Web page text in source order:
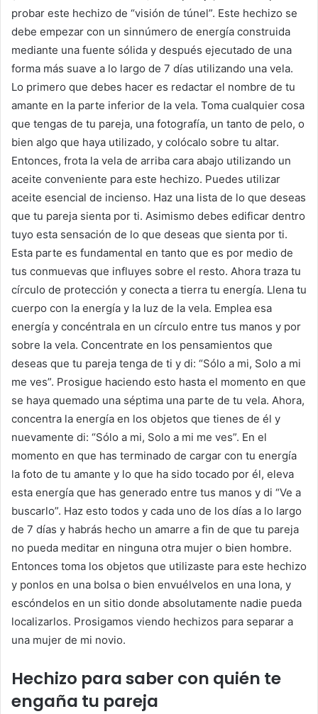
probar este hechizo de “visión de túnel”. Este hechizo se
debe empezar con un sinnúmero de energía construida
mediante una fuente sólida y después ejecutado de una
forma más suave a lo largo de 7 días utilizando una vela.
Lo primero que debes hacer es redactar el nombre de tu
amante en la parte inferior de la vela. Toma cualquier cosa
que tengas de tu pareja, una fotografía, un tanto de pelo, o
bien algo que haya utilizado, y colócalo sobre tu altar.
Entonces, frota la vela de arriba cara abajo utilizando un
aceite conveniente para este hechizo. Puedes utilizar
aceite esencial de incienso. Haz una lista de lo que deseas
que tu pareja sienta por ti. Asimismo debes edificar dentro
tuyo esta sensación de lo que deseas que sienta por ti.
Esta parte es fundamental en tanto que es por medio de
tus conmuevas que influyes sobre el resto. Ahora traza tu
círculo de protección y conecta a tierra tu energía. Llena tu
cuerpo con la energía y la luz de la vela. Emplea esa
energía y concéntrala en un círculo entre tus manos y por
sobre la vela. Concentrate en los pensamientos que
deseas que tu pareja tenga de ti y di: “Sólo a mi, Solo a mi
me ves”. Prosigue haciendo esto hasta el momento en que
se haya quemado una séptima una parte de tu vela. Ahora,
concentra la energía en los objetos que tienes de él y
nuevamente di: “Sólo a mi, Solo a mi me ves”. En el
momento en que has terminado de cargar con tu energía
la foto de tu amante y lo que ha sido tocado por él, eleva
esta energía que has generado entre tus manos y di “Ve a
buscarlo”. Haz esto todos y cada uno de los días a lo largo
de 7 días y habrás hecho un amarre a fin de que tu pareja
no pueda meditar en ninguna otra mujer o bien hombre.
Entonces toma los objetos que utilizaste para este hechizo
y ponlos en una bolsa o bien envuélvelos en una lona, y
escóndelos en un sitio donde absolutamente nadie pueda
localizarlos. Prosigamos viendo hechizos para separar a
una mujer de mi novio.
Hechizo para saber con quién te
engaña tu pareja